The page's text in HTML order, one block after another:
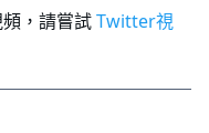
頻，請嘗試Twitter視